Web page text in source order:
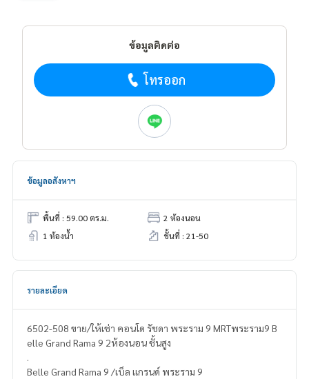
ข้อมูลติดต่อ
โทรออก
ข้อมูลอสังหาฯ
พื้นที่ : 59.00 ตร.ม.
2 ห้องนอน
1 ห้องน้ำ
ชั้นที่ : 21-50
รายละเอียด
6502-508 ขาย/ให้เช่า คอนโด รัชดา พระราม 9 MRTพระราม9 B
elle Grand Rama 9 2ห้องนอน ชั้นสูง
.
Belle Grand Rama 9 /เบ็ล แกรนด์ พระราม 9